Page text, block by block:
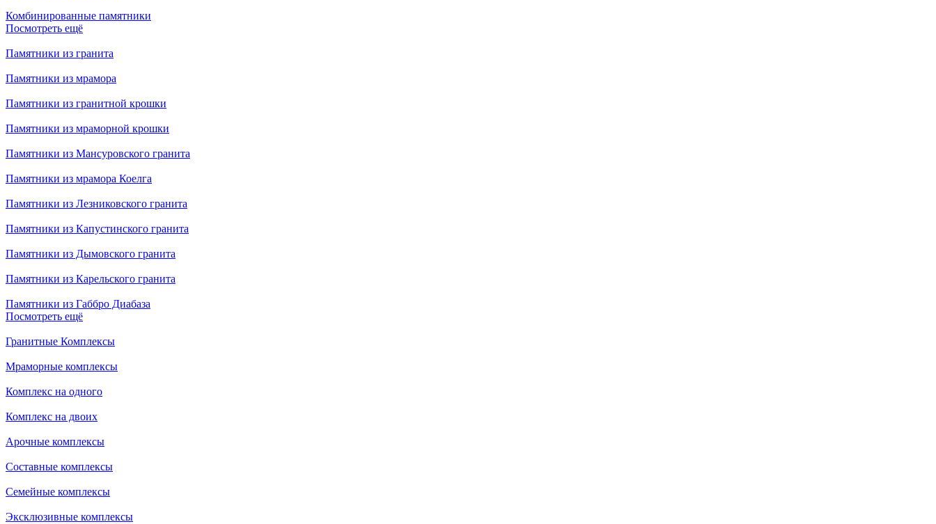
Комбинированные памятники
Посмотреть ещё
Памятники из гранита
Памятники из мрамора
Памятники из гранитной крошки
Памятники из мраморной крошки
Памятники из Мансуровского гранита
Памятники из мрамора Коелга
Памятники из Лезниковского гранита
Памятники из Капустинского гранита
Памятники из Дымовского гранита
Памятники из Карельского гранита
Памятники из Габбро Диабаза
Посмотреть ещё
Гранитные Комплексы
Мраморные комплексы
Комплекс на одного
Комплекс на двоих
Арочные комплексы
Составные комплексы
Семейные комплексы
Эксклюзивные комплексы